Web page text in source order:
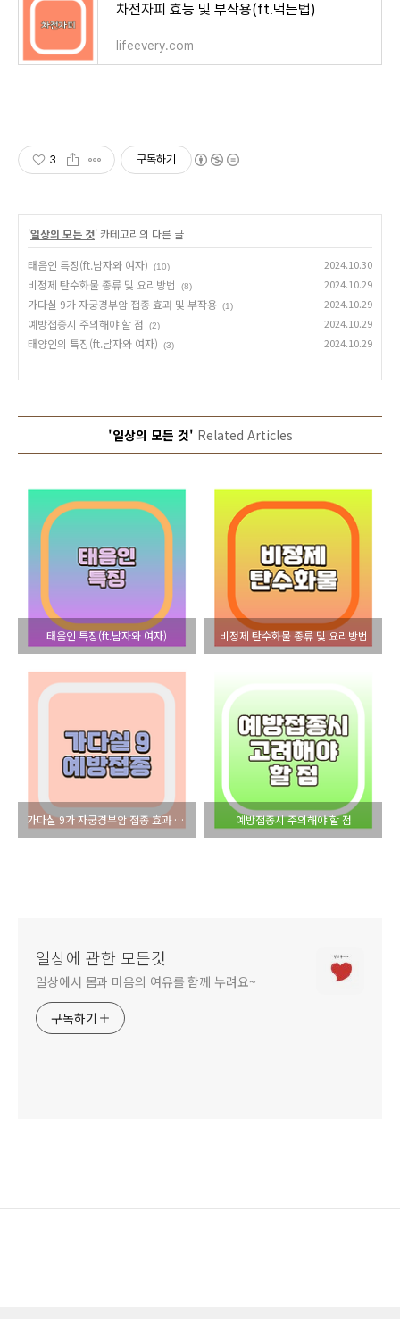
차전자피 효능 및 부작용(ft.먹는법)
lifeevery.com
3 구독하기
'일상의 모든 것' 카테고리의 다른 글
태음인 특징(ft.남자와 여자) (10) 2024.10.30
비정제 탄수화물 종류 및 요리방법 (8) 2024.10.29
가다실 9가 자궁경부암 접종 효과 및 부작용 (1) 2024.10.29
예방접종시 주의해야 할 점 (2) 2024.10.29
태양인의 특징(ft.남자와 여자) (3) 2024.10.29
'일상의 모든 것' Related Articles
태음인 특징(ft.남자와 여자) 비정제 탄수화물 종류 및 요리방법
가다실 9가 자궁경부암 접종 효과 및 부작용 예방접종시 주의해야 할 점
일상에 관한 모든것
일상에서 몸과 마음의 여유를 함께 누려요~
구독하기